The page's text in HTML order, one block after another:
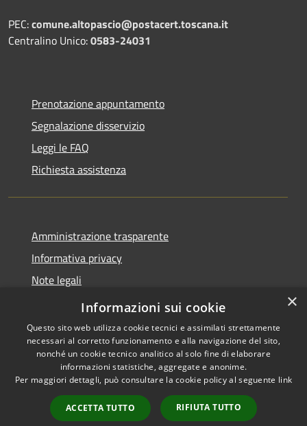
PEC:comune.altopascio@postacert.toscana.it
Centralino Unico:0583-24031
Prenotazione appuntamento
Segnalazione disservizio
Leggi le FAQ
Richiesta assistenza
Amministrazione trasparente
Informativa privacy
Note legali
Dichiarazione di accessibilità
Accessibilità
Copyright © 2026 • Comune di
Altopascio • Powered by
Municipium•
Accesso
redazione
×
Informazioni sui cookie
Questo sito web utilizza cookie tecnici e assimilati strettamente
necessari al corretto funzionamento e alla navigazione del sito,
nonché un cookie tecnico analitico al solo fine di elaborare
informazioni statistiche, aggregate e anonime.
Per maggiori dettagli, può consultare la cookie policy al seguente link
ACCETTA TUTTO RIFIUTA TUTTO